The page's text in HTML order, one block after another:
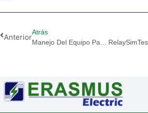
Anterior
Atrás